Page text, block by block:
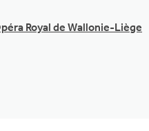
Royal de Wallonie-Liège